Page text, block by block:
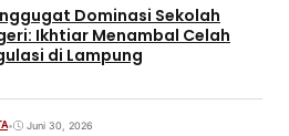
Dominasi Sekolah
Ikhtiar Menambal Celah
di Lampung
• Juni 30, 2026